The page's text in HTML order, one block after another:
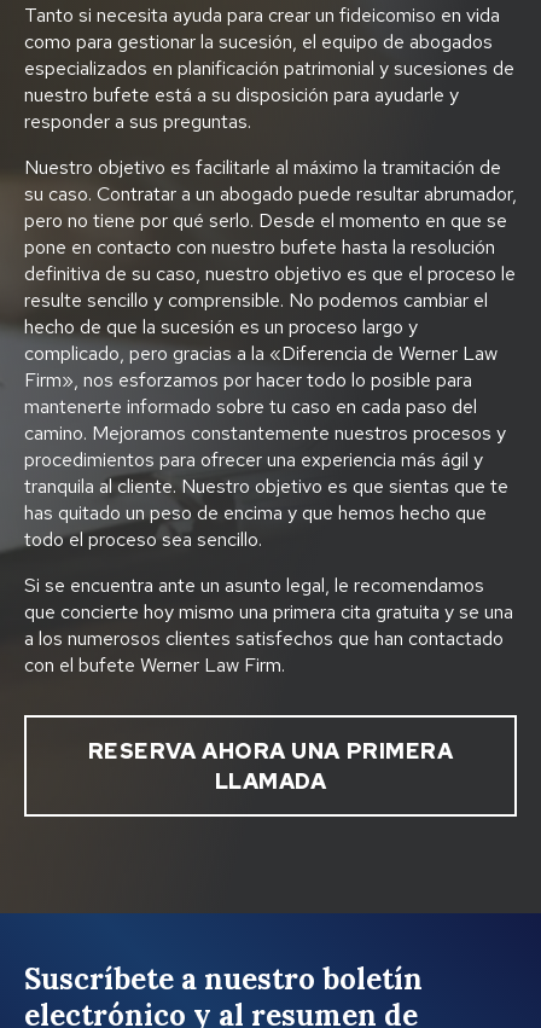
Tanto si necesita ayuda para crear un fideicomiso en vida
como para gestionar la sucesión, el equipo de abogados
especializados en planificación patrimonial y sucesiones de
nuestro bufete está a su disposición para ayudarle y
responder a sus preguntas.
Nuestro objetivo es facilitarle al máximo la tramitación de
su caso. Contratar a un abogado puede resultar abrumador,
pero no tiene por qué serlo. Desde el momento en que se
pone en contacto con nuestro bufete hasta la resolución
definitiva de su caso, nuestro objetivo es que el proceso le
resulte sencillo y comprensible. No podemos cambiar el
hecho de que la sucesión es un proceso largo y
complicado, pero gracias a la «Diferencia de Werner Law
Firm», nos esforzamos por hacer todo lo posible para
mantenerte informado sobre tu caso en cada paso del
camino. Mejoramos constantemente nuestros procesos y
procedimientos para ofrecer una experiencia más ágil y
tranquila al cliente. Nuestro objetivo es que sientas que te
has quitado un peso de encima y que hemos hecho que
todo el proceso sea sencillo.
Si se encuentra ante un asunto legal, le recomendamos
que concierte hoy mismo una primera cita gratuita y se una
a los numerosos clientes satisfechos que han contactado
con el bufete Werner Law Firm.
RESERVA AHORA UNA PRIMERA
LLAMADA
Suscríbete a nuestro boletín
electrónico y al resumen de